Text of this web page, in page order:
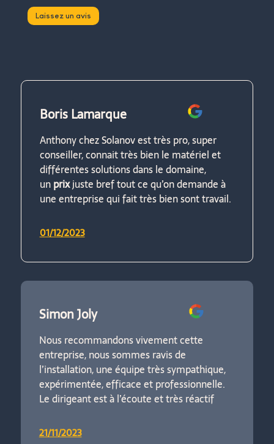
Laissez un avis
Boris Lamarque
Anthony chez Solanov est très pro, super
conseiller, connait très bien le matériel et
différentes solutions dans le domaine,
unprixjuste bref tout ce qu’on demande à
une entreprise qui fait très bien sont travail.
01/12/2023
Simon Joly
Nous recommandons vivement cette
entreprise, nous sommes ravis de
l’installation, une équipe très sympathique,
expérimentée, efficace et professionnelle.
Le dirigeant est à l’écoute et très réactif
21/11/2023